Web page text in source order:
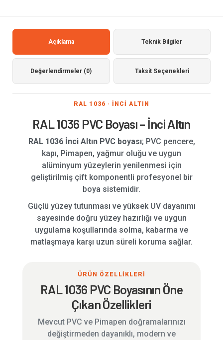
Açıklama Teknik Bilgiler
Değerlendirmeler (0) Taksit Seçenekleri
RAL 1036 · İNCİ ALTIN
RAL 1036 PVC Boyası – İnci Altın
RAL 1036 İnci Altın PVC boyası; PVC pencere,
kapı, Pimapen, yağmur oluğu ve uygun
alüminyum yüzeylerin yenilenmesi için
geliştirilmiş çift komponentli profesyonel bir
boya sistemidir.
Güçlü yüzey tutunması ve yüksek UV dayanımı
sayesinde doğru yüzey hazırlığı ve uygun
uygulama koşullarında solma, kabarma ve
matlaşmaya karşı uzun süreli koruma sağlar.
ÜRÜN ÖZELLİKLERİ
RAL 1036 PVC Boyasının Öne
Çıkan Özellikleri
Mevcut PVC ve Pimapen doğramalarınızı
değiştirmeden dayanıklı, modern ve